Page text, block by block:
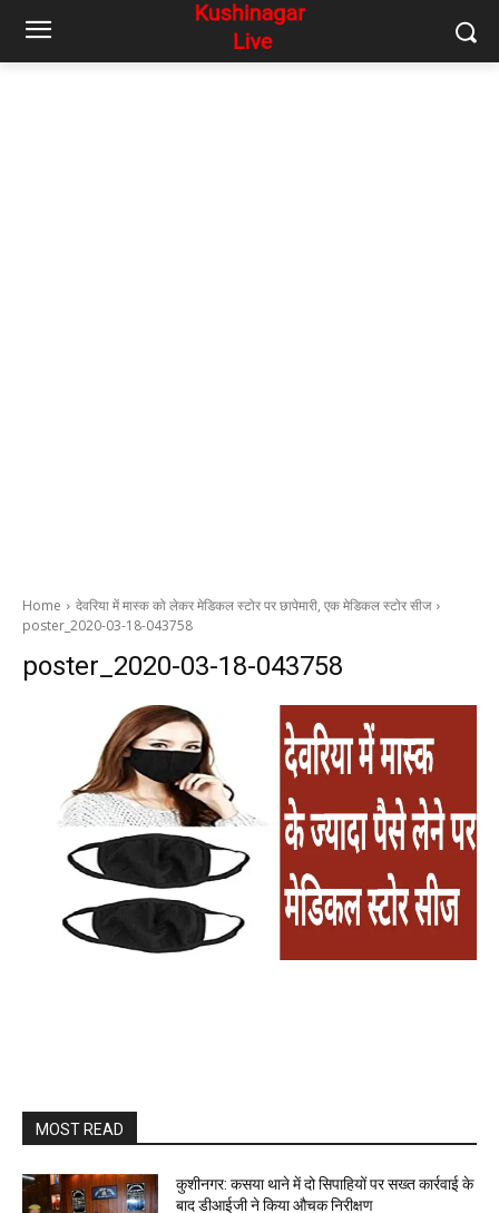
Home
देवरिया में मास्क को लेकर मेडिकल स्टोर पर छापेमारी, एक मेडिकल स्टोर सीज
poster_2020-03-18-043758
poster_2020-03-18-043758
MOST READ
कुशीनगर: कसया थाने में दो सिपाहियों पर सख्त कार्रवाई के
बाद डीआईजी ने किया औचक निरीक्षण